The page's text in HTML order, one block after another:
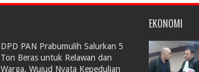
DPD PAN Prabumulih Salurkan 5
Ton Beras untuk Relawan dan
Warga, Wujud Nyata Kepedulian
EKONOMI